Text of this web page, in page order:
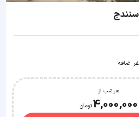
سنندج
هر شب از
4,000,000تومان